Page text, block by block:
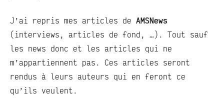
J’ai repris mes articles de AMSNews
(interviews, articles de fond, …). Tout sauf
les news donc et les articles qui ne
m’appartiennent pas. Ces articles seront
rendus à leurs auteurs qui en feront ce
qu’ils veulent.